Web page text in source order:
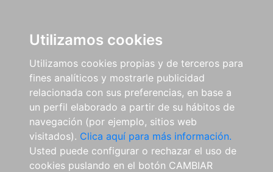
Utilizamos cookies
Utilizamos cookies propias y de terceros para
fines analíticos y mostrarle publicidad
relacionada con sus preferencias, en base a
un perfil elaborado a partir de su hábitos de
navegación (por ejemplo, sitios web
visitados). Clica aquí para más información.
Usted puede configurar o rechazar el uso de
cookies puslando en el botón CAMBIAR